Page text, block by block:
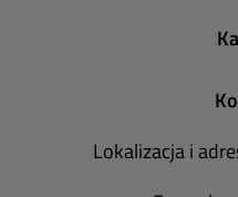
Lokalizacja i